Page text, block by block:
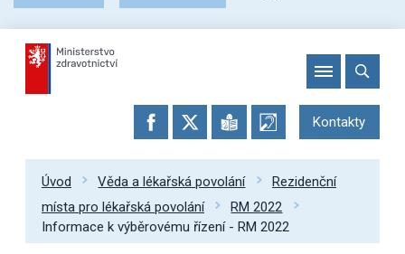
Kontakty
Úvod Věda a lékařská povolání
Rezidenční
místa pro lékařská povolání
RM 2022
Informace k výběrovému řízení - RM 2022